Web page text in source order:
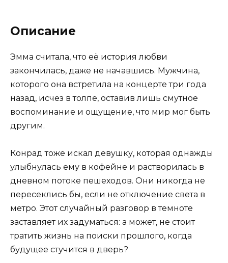
Описание
Эмма считала, что её история любви
закончилась, даже не начавшись. Мужчина,
которого она встретила на концерте три года
назад, исчез в толпе, оставив лишь смутное
воспоминание и ощущение, что мир мог быть
другим.
Конрад тоже искал девушку, которая однажды
улыбнулась ему в кофейне и растворилась в
дневном потоке пешеходов. Они никогда не
пересеклись бы, если не отключение света в
метро. Этот случайный разговор в темноте
заставляет их задуматься: а может, не стоит
тратить жизнь на поиски прошлого, когда
будущее стучится в дверь?